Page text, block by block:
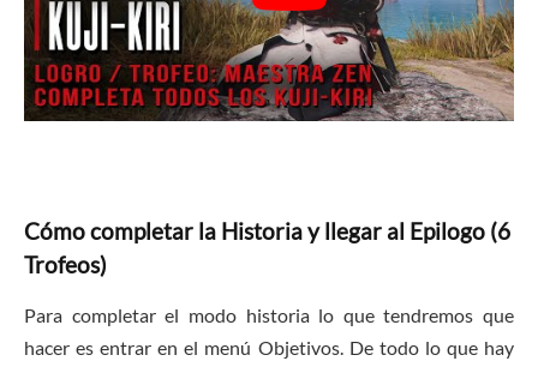
Cómo completar la Historia y llegar al Epilogo (6
Trofeos)
Para completar el modo historia lo que tendremos que
hacer es entrar en el menú Objetivos. De todo lo que hay